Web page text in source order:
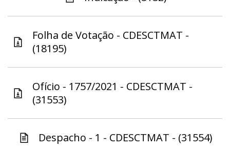
Folha de Votação - CDESCTMAT -
(18195)
Ofício - 1757/2021 - CDESCTMAT -
(31553)
Despacho - 1 - CDESCTMAT - (31554)